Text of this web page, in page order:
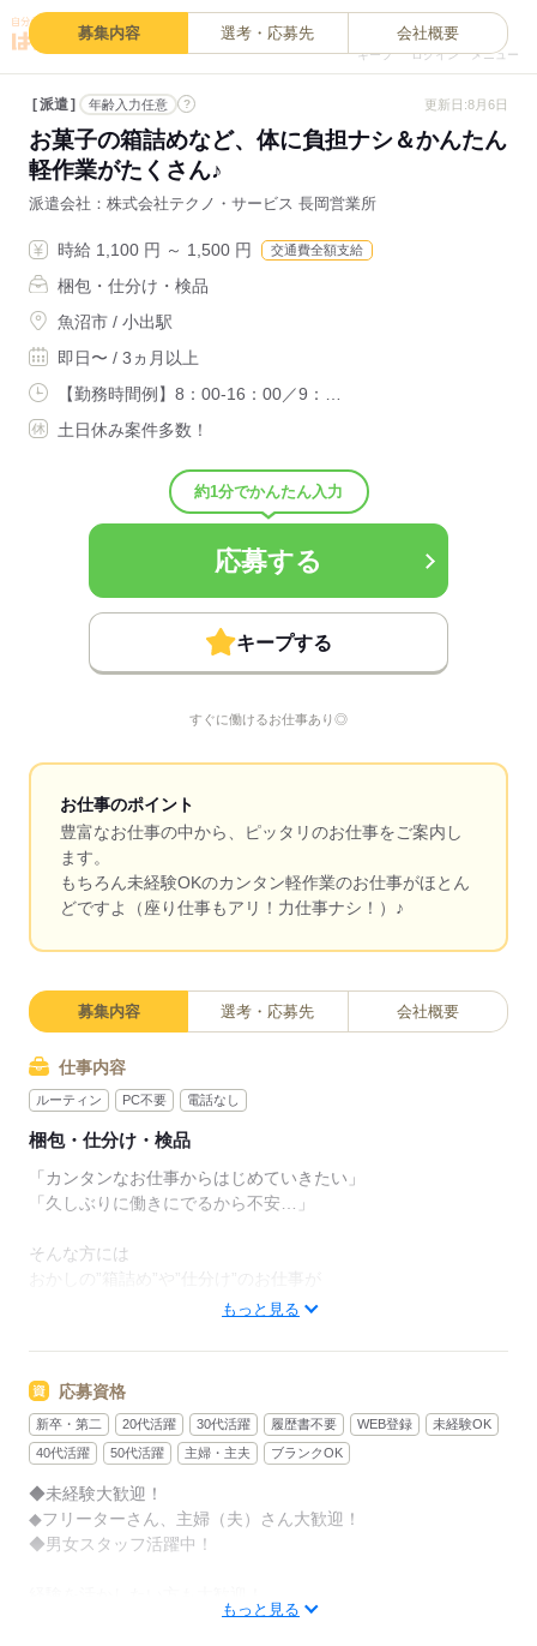
キープ ログイン メニュー
募集内容 選考・応募先 会社概要
派遣 年齢入力任意 ? 更新日:8月6日
お菓子の箱詰めなど、体に負担ナシ＆かんたん
軽作業がたくさん♪
派遣会社 株式会社テクノ・サービス 長岡営業所
時給 1,100 円 ～ 1,500 円 交通費全額支給
梱包・仕分け・検品
魚沼市 / 小出駅
即日〜 / 3ヵ月以上
【勤務時間例】8：00-16：00／9：…
土日休み案件多数！
約1分でかんたん入力
応募する
キープする
すぐに働けるお仕事あり◎
お仕事のポイント
豊富なお仕事の中から、ピッタリのお仕事をご案内し
ます。
もちろん未経験OKのカンタン軽作業のお仕事がほとん
どですよ（座り仕事もアリ！力仕事ナシ！）♪
募集内容 選考・応募先 会社概要
仕事内容
ルーティン PC不要 電話なし
梱包・仕分け・検品
「カンタンなお仕事からはじめていきたい」
「久しぶりに働きにでるから不安…」
そんな方には
おかしの”箱詰め”や”仕分け”のお仕事が
軽いものをメインに扱うので
体への負担は少なめ。
作業は同じことを繰り返し行うので
未経験からでもすぐにできるようになりますよ。
＜その他にも…＞
●商品の検品・チェック
●梱包・ピッキング
●部品の組み立て・加工 など
もっと見る
応募資格
新卒・第二 20代活躍 30代活躍 履歴書不要 WEB登録
未経験OK
40代活躍
50代活躍 主婦・主夫 ブランクOK
◆未経験大歓迎！
◆フリーターさん、主婦（夫）さん大歓迎！
◆男女スタッフ活躍中！
お持ちの免許・資格を活かした
もっと見る